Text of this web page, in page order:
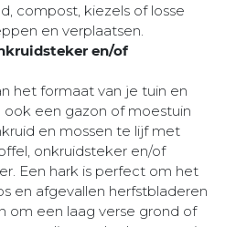
compost, kiezels of losse
en verplaatsen.
en/of
het formaat van je tuin en
ook een gazon of moestuin
en mossen te lijf met
onkruidsteker en/of
Een hark is perfect om het
en afgevallen herfstbladeren
om een laag verse grond of